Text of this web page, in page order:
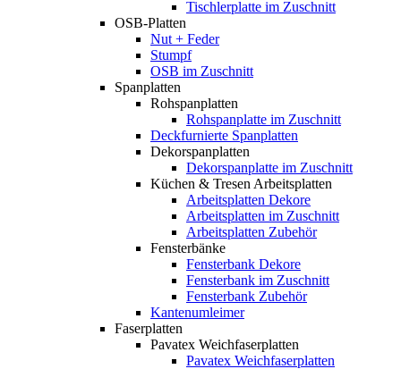
Tischlerplatte im Zuschnitt
OSB-Platten
Nut + Feder
Stumpf
OSB im Zuschnitt
Spanplatten
Rohspanplatten
Rohspanplatte im Zuschnitt
Deckfurnierte Spanplatten
Dekorspanplatten
Dekorspanplatte im Zuschnitt
Küchen & Tresen Arbeitsplatten
Arbeitsplatten Dekore
Arbeitsplatten im Zuschnitt
Arbeitsplatten Zubehör
Fensterbänke
Fensterbank Dekore
Fensterbank im Zuschnitt
Fensterbank Zubehör
Kantenumleimer
Faserplatten
Pavatex Weichfaserplatten
Pavatex Weichfaserplatten